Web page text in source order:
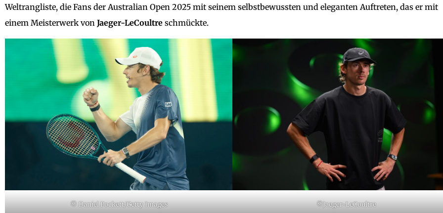
Weltrangliste, die Fans der Australian Open 2025 mit seinem selbstbewussten und eleganten Auftreten, das er mit
einem Meisterwerk von Jaeger-LeCoultre schmückte.
© Daniel Pockett/Getty Images ©Jaeger-LeCoultre